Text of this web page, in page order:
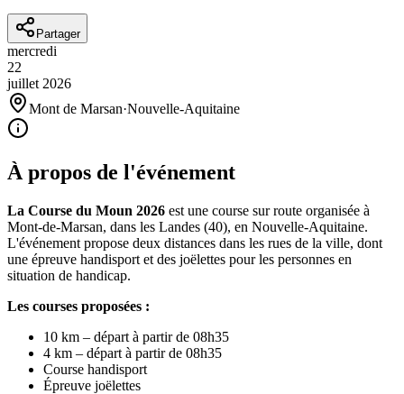
Partager
mercredi
22
juillet 2026
Mont de Marsan·Nouvelle-Aquitaine
À propos de l'événement
La Course du Moun 2026 est une course sur route organisée à
Mont-de-Marsan, dans les Landes (40), en Nouvelle-Aquitaine.
L'événement propose deux distances dans les rues de la ville, dont
une épreuve handisport et des joëlettes pour les personnes en
situation de handicap.
Les courses proposées :
10 km – départ à partir de 08h35
4 km – départ à partir de 08h35
Course handisport
Épreuve joëlettes